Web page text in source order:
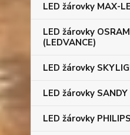
LED žárovky MAX-
LED žárovky OSRAM
(LEDVANCE)
LED žárovky
LED žárovky SANDY
LED žárovky PHILIPS